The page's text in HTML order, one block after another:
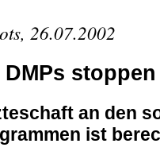
26.07.2002
stoppen
an den
ist